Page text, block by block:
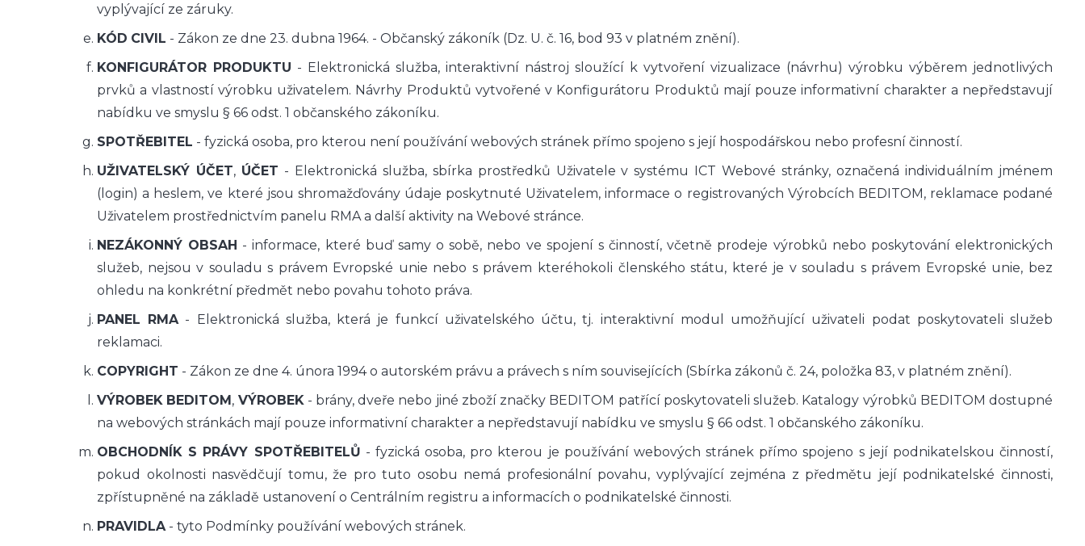
vyplývající ze záruky.
KÓD CIVIL - Zákon ze dne 23. dubna 1964. - Občanský zákoník (Dz. U. č. 16, bod 93 v platném znění).
KONFIGURÁTOR PRODUKTU - Elektronická služba, interaktivní nástroj sloužící k vytvoření vizualizace (návrhu) výrobku výběrem jednotlivých
prvků a vlastností výrobku uživatelem. Návrhy Produktů vytvořené v Konfigurátoru Produktů mají pouze informativní charakter a nepředstavují
nabídku ve smyslu § 66 odst. 1 občanského zákoníku.
SPOTŘEBITEL - fyzická osoba, pro kterou není používání webových stránek přímo spojeno s její hospodářskou nebo profesní činností.
UŽIVATELSKÝ ÚČET, ÚČET - Elektronická služba, sbírka prostředků Uživatele v systému ICT Webové stránky, označená individuálním jménem
(login) a heslem, ve které jsou shromažďovány údaje poskytnuté Uživatelem, informace o registrovaných Výrobcích BEDITOM, reklamace podané
Uživatelem prostřednictvím panelu RMA a další aktivity na Webové stránce.
NEZÁKONNÝ OBSAH - informace, které buď samy o sobě, nebo ve spojení s činností, včetně prodeje výrobků nebo poskytování elektronických
služeb, nejsou v souladu s právem Evropské unie nebo s právem kteréhokoli členského státu, které je v souladu s právem Evropské unie, bez
ohledu na konkrétní předmět nebo povahu tohoto práva.
PANEL RMA - Elektronická služba, která je funkcí uživatelského účtu, tj. interaktivní modul umožňující uživateli podat poskytovateli služeb
reklamaci.
COPYRIGHT - Zákon ze dne 4. února 1994 o autorském právu a právech s ním souvisejících (Sbírka zákonů č. 24, položka 83, v platném znění).
VÝROBEK BEDITOM, VÝROBEK - brány, dveře nebo jiné zboží značky BEDITOM patřící poskytovateli služeb. Katalogy výrobků BEDITOM dostupné
na webových stránkách mají pouze informativní charakter a nepředstavují nabídku ve smyslu § 66 odst. 1 občanského zákoníku.
OBCHODNÍK S PRÁVY SPOTŘEBITELŮ - fyzická osoba, pro kterou je používání webových stránek přímo spojeno s její podnikatelskou činností,
pokud okolnosti nasvědčují tomu, že pro tuto osobu nemá profesionální povahu, vyplývající zejména z předmětu její podnikatelské činnosti,
zpřístupněné na základě ustanovení o Centrálním registru a informacích o podnikatelské činnosti.
PRAVIDLA - tyto Podmínky používání webových stránek.